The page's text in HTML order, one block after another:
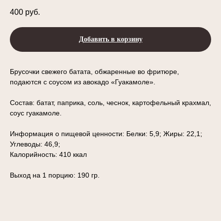
400 руб.
Добавить в корзину
Брусочки свежего батата, обжаренные во фритюре,
подаются с соусом из авокадо «Гуакамоле».
Состав: батат, паприка, соль, чеснок, картофельный крахмал,
соус гуакамоле.
Информация о пищевой ценности: Белки: 5,9; Жиры: 22,1;
Углеводы: 46,9;
Калорийность: 410 ккал
Выход на 1 порцию: 190 гр.